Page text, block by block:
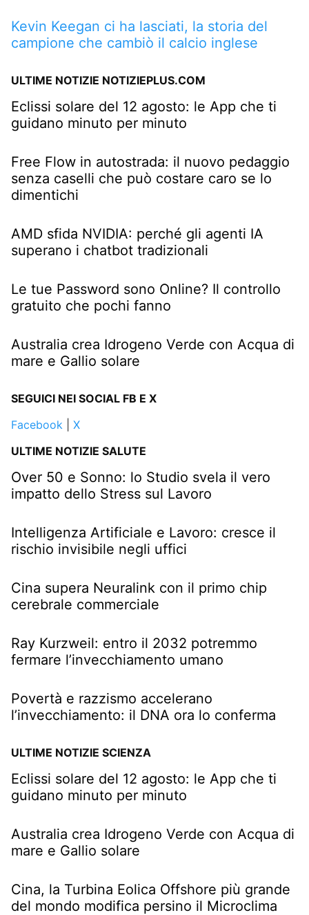
Kevin Keegan ci ha lasciati, la storia del
campione che cambiò il calcio inglese
ULTIME NOTIZIE NOTIZIEPLUS.COM
Eclissi solare del 12 agosto: le App che ti
guidano minuto per minuto
Free Flow in autostrada: il nuovo pedaggio
senza caselli che può costare caro se lo
dimentichi
AMD sfida NVIDIA: perché gli agenti IA
superano i chatbot tradizionali
Le tue Password sono Online? Il controllo
gratuito che pochi fanno
Australia crea Idrogeno Verde con Acqua di
mare e Gallio solare
SEGUICI NEI SOCIAL FB E X
Facebook
X
ULTIME NOTIZIE SALUTE
Over 50 e Sonno: lo Studio svela il vero
impatto dello Stress sul Lavoro
Intelligenza Artificiale e Lavoro: cresce il
rischio invisibile negli uffici
Cina supera Neuralink con il primo chip
cerebrale commerciale
Ray Kurzweil: entro il 2032 potremmo
fermare l’invecchiamento umano
Povertà e razzismo accelerano
l’invecchiamento: il DNA ora lo conferma
ULTIME NOTIZIE SCIENZA
Eclissi solare del 12 agosto: le App che ti
guidano minuto per minuto
Australia crea Idrogeno Verde con Acqua di
mare e Gallio solare
Cina, la Turbina Eolica Offshore più grande
del mondo modifica persino il Microclima